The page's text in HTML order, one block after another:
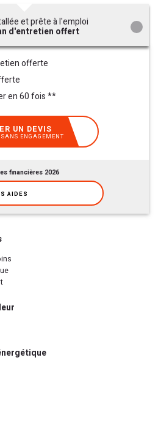
et prête à l'emploi
d'entretien offert
offerte
en 60 fois **
UN DEVIS
ENGAGEMENT
financières 2026
AIDES